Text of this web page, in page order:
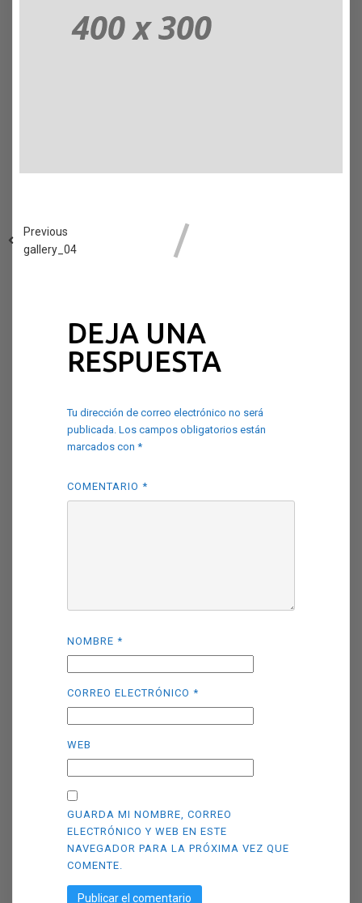
Previous
gallery_04
DEJA UNA
RESPUESTA
Tu dirección de correo electrónico no será
publicada. Los campos obligatorios están
marcados con *
COMENTARIO *
NOMBRE *
CORREO ELECTRÓNICO *
WEB
GUARDA MI NOMBRE, CORREO
ELECTRÓNICO Y WEB EN ESTE
NAVEGADOR PARA LA PRÓXIMA VEZ QUE
COMENTE.